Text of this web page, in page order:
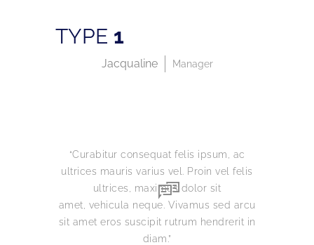
TYPE 1
Jacqualine Manager
Curabitur consequat felis ipsum, ac
ultrices mauris varius vel. Proin vel felis
ultrices, maximus dolor sit
amet, vehicula neque. Vivamus sed arcu
sit amet eros suscipit rutrum hendrerit in
diam.